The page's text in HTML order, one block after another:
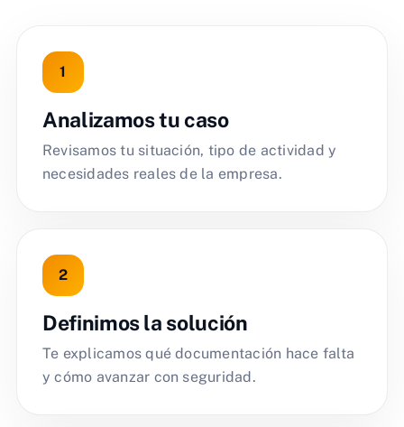
Analizamos tu caso
Revisamos tu situación, tipo de actividad y
necesidades reales de la empresa.
Definimos la solución
Te explicamos qué documentación hace falta
y cómo avanzar con seguridad.